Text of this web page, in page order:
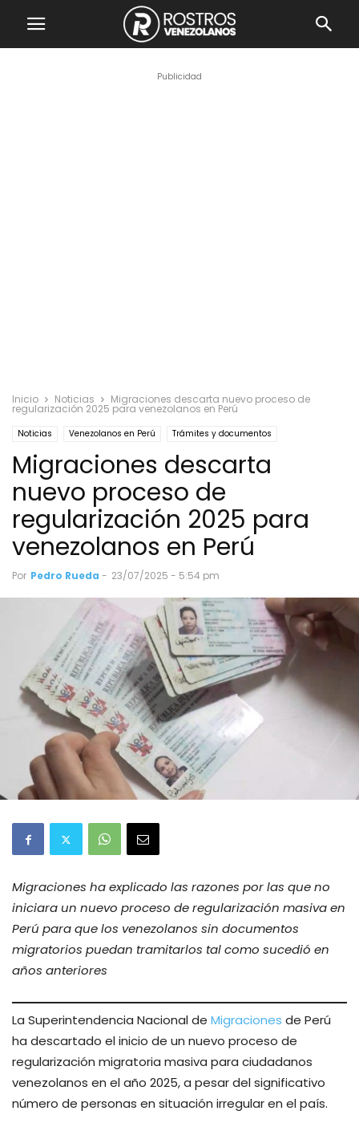
Publicidad
Inicio Noticias Migraciones descarta nuevo proceso de
regularización 2025 para venezolanos en Perú
Noticias Venezolanos en Perú Trámites y documentos
Migraciones descarta
nuevo proceso de
regularización 2025 para
venezolanos en Perú
Por Pedro Rueda - 23/07/2025 - 5:54 pm
Migraciones ha explicado las razones por las que no
iniciara un nuevo proceso de regularización masiva en
Perú para que los venezolanos sin documentos
migratorios puedan tramitarlos tal como sucedió en
años anteriores
La Superintendencia Nacional de Migraciones de Perú
ha descartado el inicio de un nuevo proceso de
regularización migratoria masiva para ciudadanos
venezolanos en el año 2025, a pesar del significativo
número de personas en situación irregular en el país.